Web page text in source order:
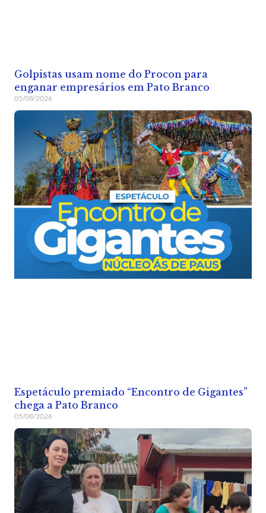
Golpistas usam nome do Procon para
enganar empresários em Pato Branco
05/08/2026
Espetáculo premiado “Encontro de Gigantes”
chega a Pato Branco
05/08/2026